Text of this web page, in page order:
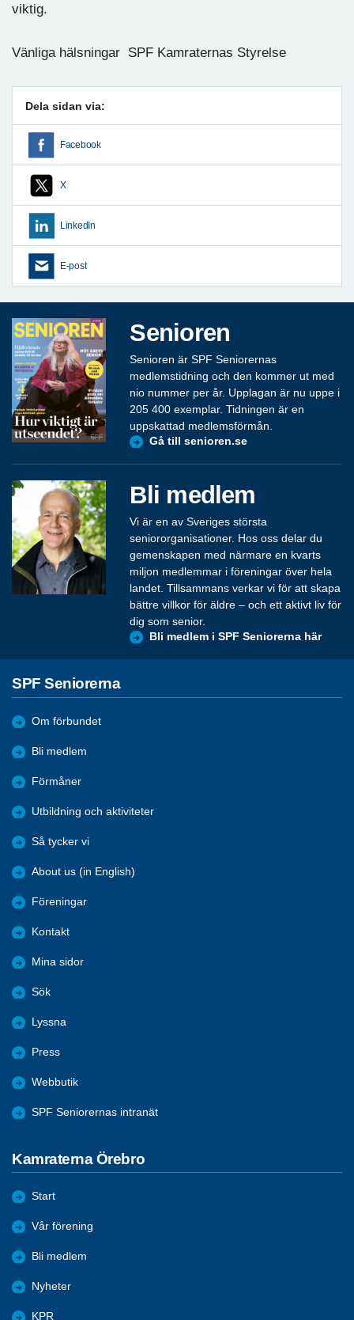
viktig.
Vänliga hälsningar SPF Kamraternas Styrelse
Dela sidan via:
Facebook
X
LinkedIn
E-post
Senioren
Senioren är SPF Seniorernas
medlemstidning och den kommer ut med
nio nummer per år. Upplagan är nu uppe i
205 400 exemplar. Tidningen är en
uppskattad medlemsförmån.
Gå till senioren.se
Bli medlem
Vi är en av Sveriges största
seniororganisationer. Hos oss delar du
gemenskapen med närmare en kvarts
miljon medlemmar i föreningar över hela
landet. Tillsammans verkar vi för att skapa
bättre villkor för äldre – och ett aktivt liv för
dig som senior.
Bli medlem i SPF Seniorerna här
SPF Seniorerna
Om förbundet
Bli medlem
Förmåner
Utbildning och aktiviteter
Så tycker vi
About us (in English)
Föreningar
Kontakt
Mina sidor
Sök
Lyssna
Press
Webbutik
SPF Seniorernas intranät
Kamraterna Örebro
Start
Vår förening
Bli medlem
Nyheter
KPR